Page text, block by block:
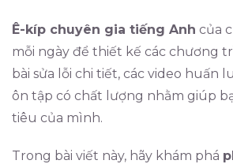
Ê-kíp chuyên gia tiếng Anh của
mỗi ngày để thiết kế các chương
bài sửa lỗi chi tiết, các video huấn
ôn tập có chất lượng nhằm giúp
tiêu của mình.
Trong bài viết này, hãy khám phá